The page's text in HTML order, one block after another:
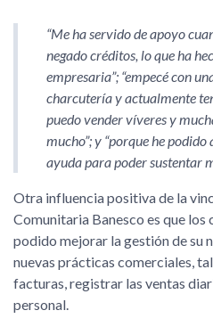
Me ha servido de apoyo
negado créditos, lo que ha
empresaria ; empecé con
charcutería y actualmente
puedo vender víveres y
mucho ; y porque he podido
ayuda para poder sustentar
Otra influencia positiva de la
Comunitaria Banesco es que los
podido mejorar la gestión de su
nuevas prácticas comerciales,
facturas, registrar las ventas
personal.